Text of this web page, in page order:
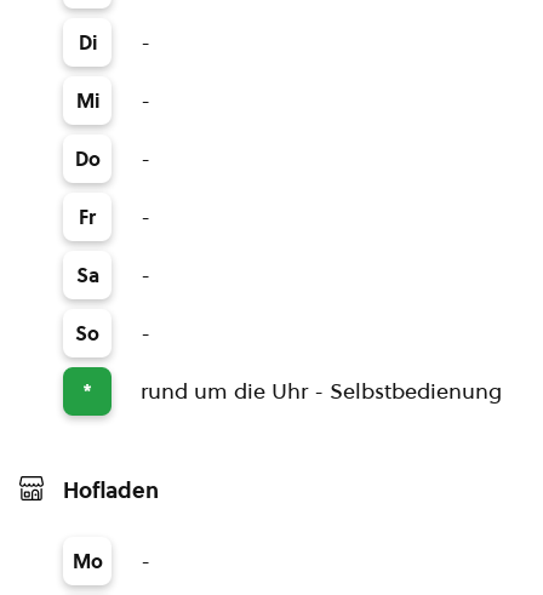
Di -
Mi -
Do -
Fr -
Sa -
So -
* rund um die Uhr - Selbstbedienung
Hofladen
Mo -